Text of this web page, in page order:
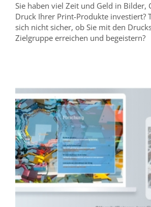
Sie haben viel Zeit und Geld in Bilder,
Druck Ihrer Print-Produkte investiert?
sich nicht sicher, ob Sie mit den
Zielgruppe erreichen und begeistern?